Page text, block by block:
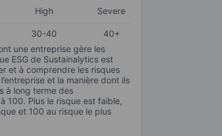
High Severe
30-40
40+
une entreprise gère les
ESG de Sustainalytics est
et à comprendre les risques
et la manière dont ils
à long terme des
100. Plus le risque est faible,
et 100 au risque le plus